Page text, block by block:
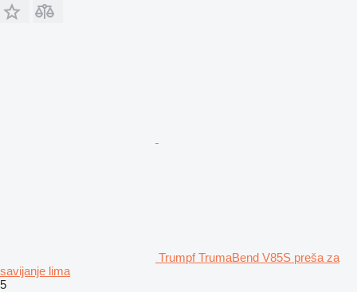
Trumpf TrumaBend V85S preša za
savijanje lima
5